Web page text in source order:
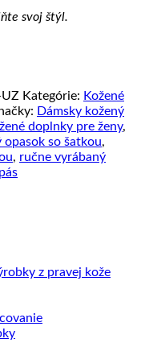
svoj štýl.
UZ Kategórie: Kožené
Dámsky kožený
doplnky pre ženy,
opasok so šatkou,
, ručne vyrábaný
z pravej kože
Žiadne
Žiadne